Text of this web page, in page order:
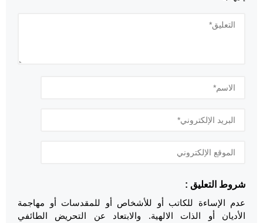
شروط التعليق :
عدم الإساءة للكاتب أو للأشخاص أو للمقدسات أو مهاجمة
الأديان أو الذات الالهية. والابتعاد عن التحريض الطائفي